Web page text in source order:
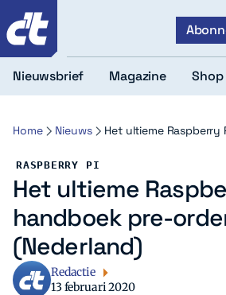
Nieuwsbrief Magazine Shop
Home Nieuws Het ultieme
RASPBERRY PI
Het ultieme
handboek pre-
(Nederland)
Redactie
13 februari 2020